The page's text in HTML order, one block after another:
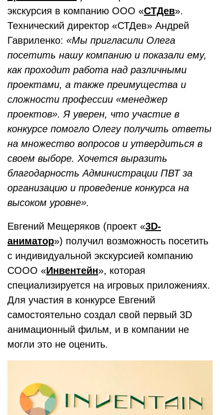
экскурсия в компанию ООО «СТДев».
Технический директор «СТДев» Андрей
Гавриленко: «Мы пригласили Олега
посетить нашу компанию и показали ему,
как проходит работа над различными
проектами, а также преимущества и
сложности профессии «менеджер
проектов». Я уверен, что участие в
конкурсе помогло Олегу получить ответы
на множество вопросов и утвердиться в
своем выборе. Хочется выразить
благодарность Администрации ПВТ за
организацию и проведение конкурса на
высоком уровне».
Евгений Мещеряков (проект «3D-
аниматор») получил возможность посетить
с индивидуальной экскурсией компанию
СООО «Инвентейн», которая
специализируется на игровых приложениях.
Для участия в конкурсе Евгений
самостоятельно создал свой первый 3D
анимационный фильм, и в компании не
могли это не оценить.